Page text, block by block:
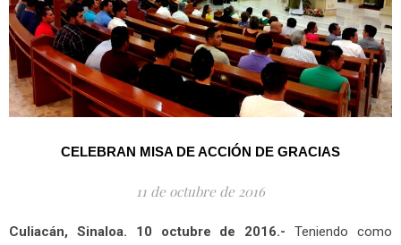
CELEBRAN MISA DE ACCIÓN DE GRACIAS
11 de octubre de 2016
Culiacán, Sinaloa. 10 octubre de 2016.- Teniendo como